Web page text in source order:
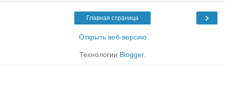
›
Главная страница
Открыть веб-версию
Технологии Blogger.